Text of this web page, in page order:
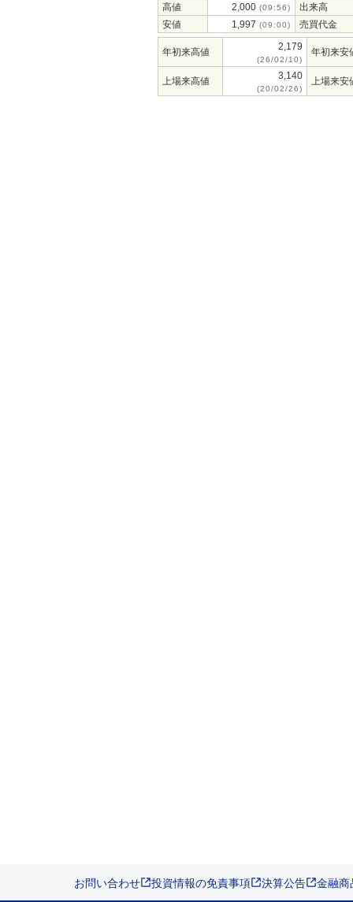
高値
2,000 (09:56)
出来高
安値
1,997 (09:00) 売買代金
年初来高値 2,179
(26/02/10)
年初来安
上場来高値 3,140
(20/02/26)
上場来安
お問い合わせ 投資情報の免責事項 決算公告 金融